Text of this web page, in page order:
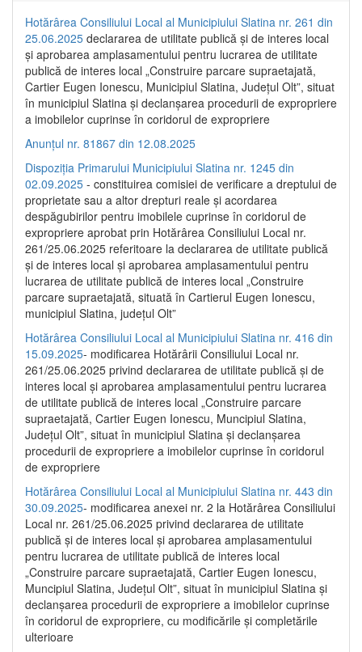
Hotărârea Consiliului Local al Municipiului Slatina nr. 261 din
25.06.2025 declararea de utilitate publică și de interes local
și aprobarea amplasamentului pentru lucrarea de utilitate
publică de interes local „Construire parcare supraetajată,
Cartier Eugen Ionescu, Municipiul Slatina, Județul Olt”, situat
în municipiul Slatina și declanșarea procedurii de expropriere
a imobilelor cuprinse în coridorul de expropriere
Anunțul nr. 81867 din 12.08.2025
Dispoziția Primarului Municipiului Slatina nr. 1245 din
02.09.2025 - constituirea comisiei de verificare a dreptului de
proprietate sau a altor drepturi reale și acordarea
despăgubirilor pentru imobilele cuprinse în coridorul de
expropriere aprobat prin Hotărârea Consiliului Local nr.
261/25.06.2025 referitoare la declararea de utilitate publică
și de interes local și aprobarea amplasamentului pentru
lucrarea de utilitate publică de interes local „Construire
parcare supraetajată, situată în Cartierul Eugen Ionescu,
municipiul Slatina, județul Olt”
Hotărârea Consiliului Local al Municipiului Slatina nr. 416 din
15.09.2025- modificarea Hotărârii Consiliului Local nr.
261/25.06.2025 privind declararea de utilitate publică și de
interes local și aprobarea amplasamentului pentru lucrarea
de utilitate publică de interes local „Construire parcare
supraetajată, Cartier Eugen Ionescu, Muncipiul Slatina,
Județul Olt”, situat în municipiul Slatina și declanșarea
procedurii de expropriere a imobilelor cuprinse în coridorul
de expropriere
Hotărârea Consiliului Local al Municipiului Slatina nr. 443 din
30.09.2025- modificarea anexei nr. 2 la Hotărârea Consiliului
Local nr. 261/25.06.2025 privind declararea de utilitate
publică şi de interes local şi aprobarea amplasamentului
pentru lucrarea de utilitate publică de interes local
„Construire parcare supraetajată, Cartier Eugen Ionescu,
Muncipiul Slatina, Judeţul Olt”, situat în municipiul Slatina şi
declanşarea procedurii de expropriere a imobilelor cuprinse
în coridorul de expropriere, cu modificările şi completările
ulterioare